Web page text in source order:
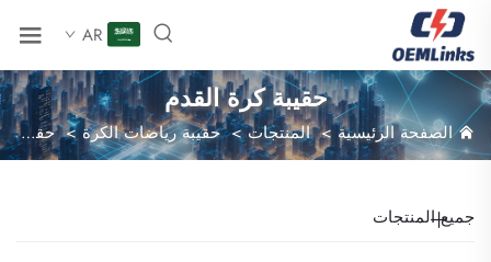
AR
حقيبة كرة القدم
الصفحة الرئيسية>المنتجات>حقيبة رياضات الكرة>حقيبة كرة القدم
جميع المنتجات